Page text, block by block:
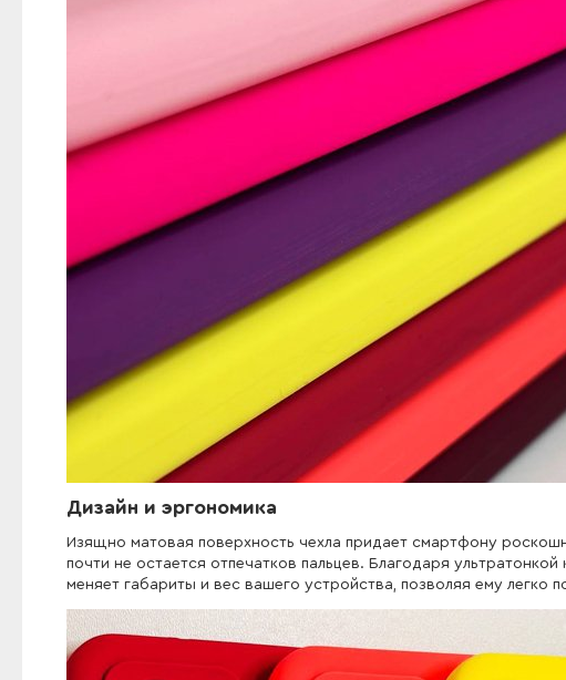
Дизайн и эргономика
Изящно матовая поверхность чехла придает смартфону
почти не остается отпечатков пальцев. Благодаря
меняет габариты и вес вашего устройства, позволяя ему легко